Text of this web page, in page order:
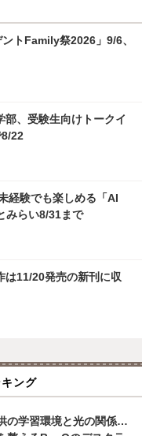
トFamily祭2026」9/6、
部、受験生向けトークイ
22
経験でも楽しめる「AI
みらい8/31まで
は11/20発売の新刊に収
ング
の学習環境と光の関係…